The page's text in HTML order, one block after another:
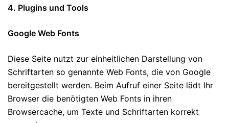
4. Plugins und Tools
Google Web Fonts
Diese Seite nutzt zur einheitlichen Darstellung von
Schriftarten so genannte Web Fonts, die von Google
bereitgestellt werden. Beim Aufruf einer Seite lädt Ihr
Browser die benötigten Web Fonts in ihren
Browsercache, um Texte und Schriftarten korrekt